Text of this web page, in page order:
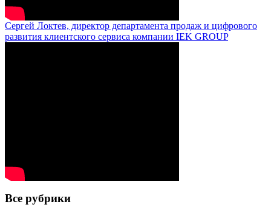
Сергей Локтев, директор департамента продаж и цифрового
развития клиентского сервиса компании IEK GROUP
Все рубрики